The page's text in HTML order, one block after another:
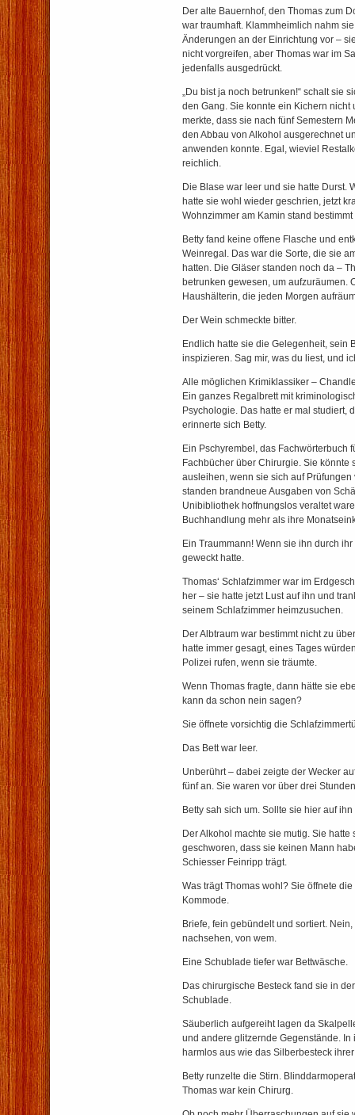
Der alte Bauernhof, den Thomas zum
war traumhaft. Klammheimlich nahm
Änderungen an der Einrichtung vor –
nicht vorgreifen, aber Thomas war im
jedenfalls ausgedrückt.
„Du bist ja noch betrunken!“ schalt sie
den Gang. Sie konnte ein Kichern nicht
merkte, dass sie nach fünf Semestern
den Abbau von Alkohol ausgerechnet
anwenden konnte. Egal, wieviel
reichlich.
Die Blase war leer und sie hatte Durst.
hatte sie wohl wieder geschrien, jetzt
Wohnzimmer am Kamin stand
Betty fand keine offene Flasche und
Weinregal. Das war die Sorte, die sie
hatten. Die Gläser standen noch da –
betrunken gewesen, um aufzuräumen.
Haushälterin, die jeden Morgen
Der Wein schmeckte bitter.
Endlich hatte sie die Gelegenheit, sein
inspizieren. Sag mir, was du liest, und
Alle möglichen Krimiklassiker –
Ein ganzes Regalbrett mit
Psychologie. Das hatte er mal studiert,
erinnerte sich Betty.
Ein Pschyrembel, das Fachwörterbuch
Fachbücher über Chirurgie. Sie könnte
ausleihen, wenn sie sich auf Prüfungen
standen brandneue Ausgaben von
Unibibliothek hoffnungslos veraltet
Buchhandlung mehr als ihre
Ein Traummann! Wenn sie ihn durch
geweckt hatte.
Thomas‘ Schlafzimmer war im
her – sie hatte jetzt Lust auf ihn und
seinem Schlafzimmer heimzusuchen.
Der Albtraum war bestimmt nicht zu
hatte immer gesagt, eines Tages
Polizei rufen, wenn sie träumte.
Wenn Thomas fragte, dann hätte sie
kann da schon nein sagen?
Sie öffnete vorsichtig die
Das Bett war leer.
Unberührt – dabei zeigte der Wecker
fünf an. Sie waren vor über drei
Betty sah sich um. Sollte sie hier auf
Der Alkohol machte sie mutig. Sie hatte
geschworen, dass sie keinen Mann
Schiesser Feinripp trägt.
Was trägt Thomas wohl? Sie öffnete
Kommode.
Briefe, fein gebündelt und sortiert.
nachsehen, von wem.
Eine Schublade tiefer war Bettwäsche.
Das chirurgische Besteck fand sie in
Schublade.
Säuberlich aufgereiht lagen da
und andere glitzernde Gegenstände.
harmlos aus wie das Silberbesteck
Betty runzelte die Stirn.
Thomas war kein Chirurg.